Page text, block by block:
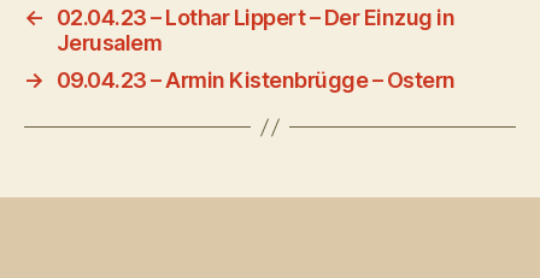
←
02.04.23 – Lothar Lippert – Der Einzug in
Jerusalem
→
09.04.23 – Armin Kistenbrügge – Ostern